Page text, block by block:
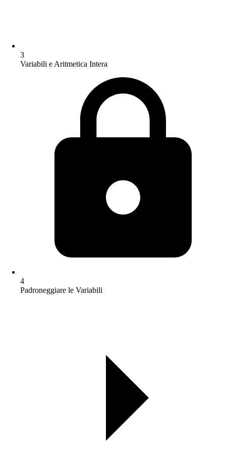
3
Variabili e Aritmetica Intera
4
Padroneggiare le Variabili